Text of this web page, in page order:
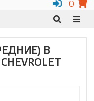
0
В